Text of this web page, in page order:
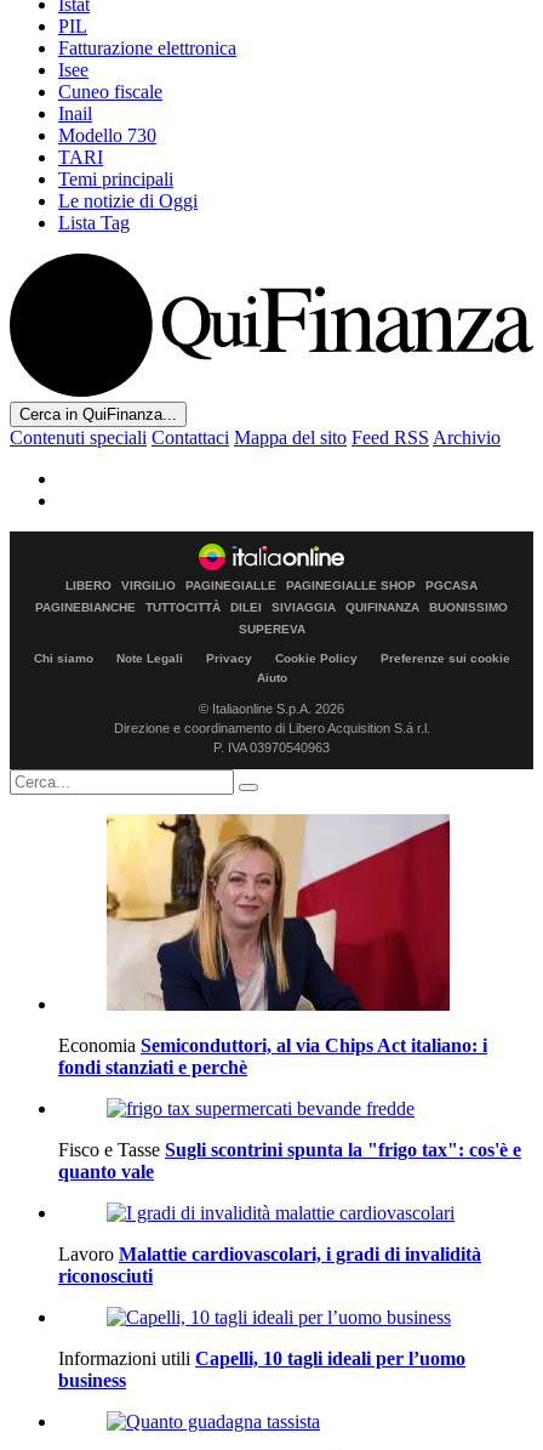
PIL
Fatturazione elettronica
Isee
Cuneo fiscale
Inail
Modello 730
TARI
Temi principali
Le notizie di Oggi
Lista Tag
Cerca in QuiFinanza...
Contenuti speciali Contattaci Mappa del sito Feed RSS Archivio
LIBERO VIRGILIO PAGINEGIALLE PAGINEGIALLE SHOP
PGCASA
PAGINEBIANCHE
TUTTOCITTÀ DILEI SIVIAGGIA QUIFINANZA
BUONISSIMO
SUPEREVA
Chi siamo Note Legali Privacy Cookie Policy
Preferenze sui cookie
Aiuto
© Italiaonline S.p.A. 2026
Direzione e coordinamento di Libero Acquisition S.á r.l.
P. IVA 03970540963
Economia Semiconduttori, al via Chips Act italiano: i
fondi stanziati e perchè
Fisco e Tasse Sugli scontrini spunta la "frigo tax": cos'è e
quanto vale
Lavoro Malattie cardiovascolari, i gradi di invalidità
riconosciuti
Informazioni utili Capelli, 10 tagli ideali per l’uomo
business